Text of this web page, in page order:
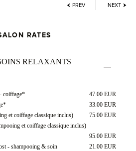
PREV NEXT
RATES
RELAXANTS
coiffage*
47.00 EUR
33.00 EUR
et coiffage classique inclus)
75.00 EUR
et coiffage classique inclus)
95.00 EUR
- shampooing & soin
21.00 EUR